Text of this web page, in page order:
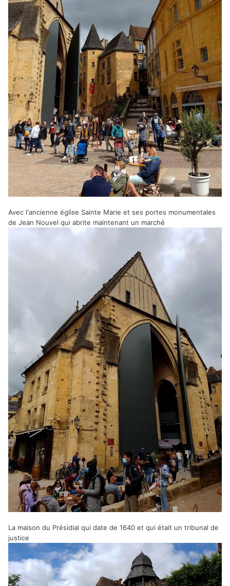
Avec l'ancienne église Sainte Marie et ses portes monumentales
de Jean Nouvel qui abrite maintenant un marché
La maison du Présidial qui date de 1640 et qui était un tribunal de
justice